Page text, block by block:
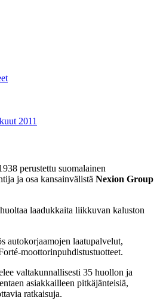
2011
perustettu suomalainen
ja osa kansainvälistä Nexion Group
laadukkaita liikkuvan kaluston
autokorjaamojen laatupalvelut,
valtakunnallisesti 35 huollon ja
asiakkailleen pitkäjänteisiä,
ratkaisuja.